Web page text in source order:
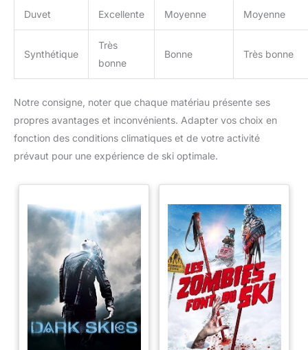
Duvet Excellente Moyenne Moyenne
Synthétique
Très
bonne
Bonne Très bonne
Notre consigne, noter que chaque matériau présente ses
propres avantages et inconvénients. Adapter vos choix en
fonction des conditions climatiques et de votre activité
prévaut pour une expérience de ski optimale.